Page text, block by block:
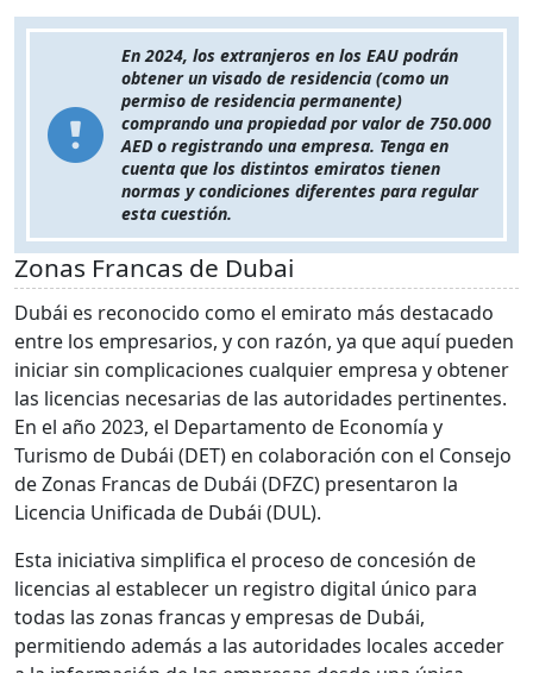
En 2024, los extranjeros en los EAU podrán
obtener un visado de residencia (como un
permiso de residencia permanente)
comprando una propiedad por valor de 750.000
AED o registrando una empresa. Tenga en
cuenta que los distintos emiratos tienen
normas y condiciones diferentes para regular
esta cuestión.
Zonas Francas de Dubai
Dubái es reconocido como el emirato más destacado
entre los empresarios, y con razón, ya que aquí pueden
iniciar sin complicaciones cualquier empresa y obtener
las licencias necesarias de las autoridades pertinentes.
En el año 2023, el Departamento de Economía y
Turismo de Dubái (DET) en colaboración con el Consejo
de Zonas Francas de Dubái (DFZC) presentaron la
Licencia Unificada de Dubái (DUL).
Esta iniciativa simplifica el proceso de concesión de
licencias al establecer un registro digital único para
todas las zonas francas y empresas de Dubái,
permitiendo además a las autoridades locales acceder